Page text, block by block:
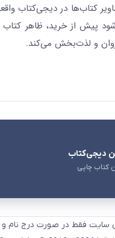
کتاب‌ها در دیجی‌کتاب
پیش از خرید، ظاهر کتاب
روان و لذت‌بخش می‌کند.
دیجی‌کتاب
کتاب چاپی
سایت فقط در صورت درج نام